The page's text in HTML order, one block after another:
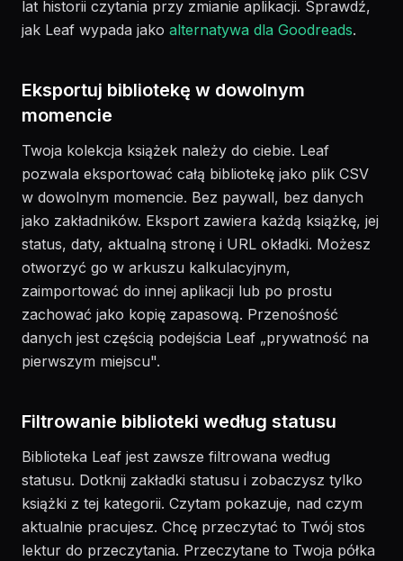
lat historii czytania przy zmianie aplikacji. Sprawdź,
jak Leaf wypada jako alternatywa dla Goodreads.
Eksportuj bibliotekę w dowolnym
momencie
Twoja kolekcja książek należy do ciebie. Leaf
pozwala eksportować całą bibliotekę jako plik CSV
w dowolnym momencie. Bez paywall, bez danych
jako zakładników. Eksport zawiera każdą książkę, jej
status, daty, aktualną stronę i URL okładki. Możesz
otworzyć go w arkuszu kalkulacyjnym,
zaimportować do innej aplikacji lub po prostu
zachować jako kopię zapasową. Przenośność
danych jest częścią podejścia Leaf „prywatność na
pierwszym miejscu".
Filtrowanie biblioteki według statusu
Biblioteka Leaf jest zawsze filtrowana według
statusu. Dotknij zakładki statusu i zobaczysz tylko
książki z tej kategorii. Czytam pokazuje, nad czym
aktualnie pracujesz. Chcę przeczytać to Twój stos
lektur do przeczytania. Przeczytane to Twoja półka